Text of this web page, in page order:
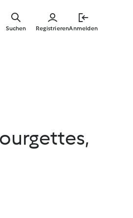
RegistrierenAnmelden
Suchen